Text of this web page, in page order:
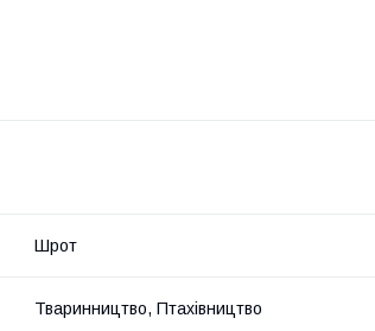
Шрот
Тваринництво, Птахівництво